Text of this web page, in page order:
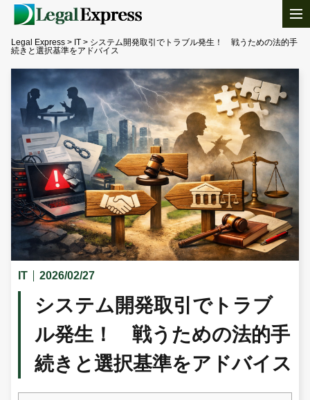
Legal Express > IT > システム開発取引でトラブル発生！ 戦うための法的手
続きと選択基準をアドバイス
IT 2026/02/27
システム開発取引でトラブ
ル発生！ 戦うための法的手
続きと選択基準をアドバイス